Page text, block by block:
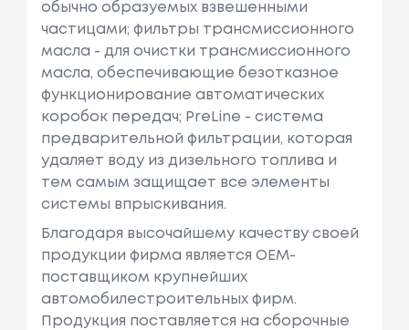
обычно образуемых взвешенными
частицами; фильтры трансмиссионного
масла - для очистки трансмиссионного
масла, обеспечивающие безотказное
функционирование автоматических
коробок передач; PreLine - система
предварительной фильтрации, которая
удаляет воду из дизельного топлива и
тем самым защищает все элементы
системы впрыскивания.
Благодаря высочайшему качеству своей
продукции фирма является OEM-
поставщиком крупнейших
автомобилестроительных фирм.
Продукция поставляется на сборочные